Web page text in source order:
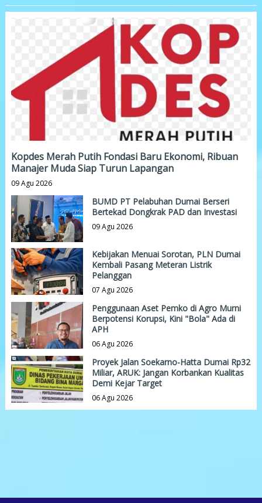
Kopdes Merah Putih Fondasi Baru Ekonomi, Ribuan
Manajer Muda Siap Turun Lapangan
09 Agu 2026
BUMD PT Pelabuhan Dumai Berseri
Bertekad Dongkrak PAD dan Investasi
09 Agu 2026
Kebijakan Menuai Sorotan, PLN Dumai
Kembali Pasang Meteran Listrik
Pelanggan
07 Agu 2026
Penggunaan Aset Pemko di Agro Murni
Berpotensi Korupsi, Kini "Bola" Ada di
APH
06 Agu 2026
Proyek Jalan Soekarno-Hatta Dumai Rp32
Miliar, ARUK: Jangan Korbankan Kualitas
Demi Kejar Target
06 Agu 2026